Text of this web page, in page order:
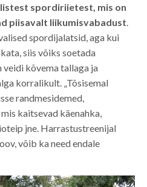
spordiriietest, mis on
piisavalt liikumisvabadust.
spordijalatsid, aga kui
siis võiks soetada
veidi kõvema tallaga ja
korralikult. „Tõsisemal
randmesidemed,
kaitsevad käenahka,
jne. Harrastustreenijal
võib ka need endale